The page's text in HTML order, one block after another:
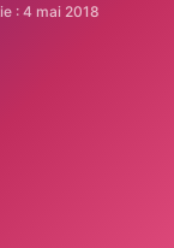
: 4 mai 2018